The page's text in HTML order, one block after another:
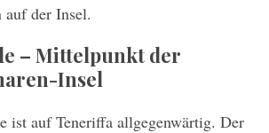
auf der Insel.
– Mittelpunkt der
Insel
ist auf Teneriffa allgegenwärtig. Der